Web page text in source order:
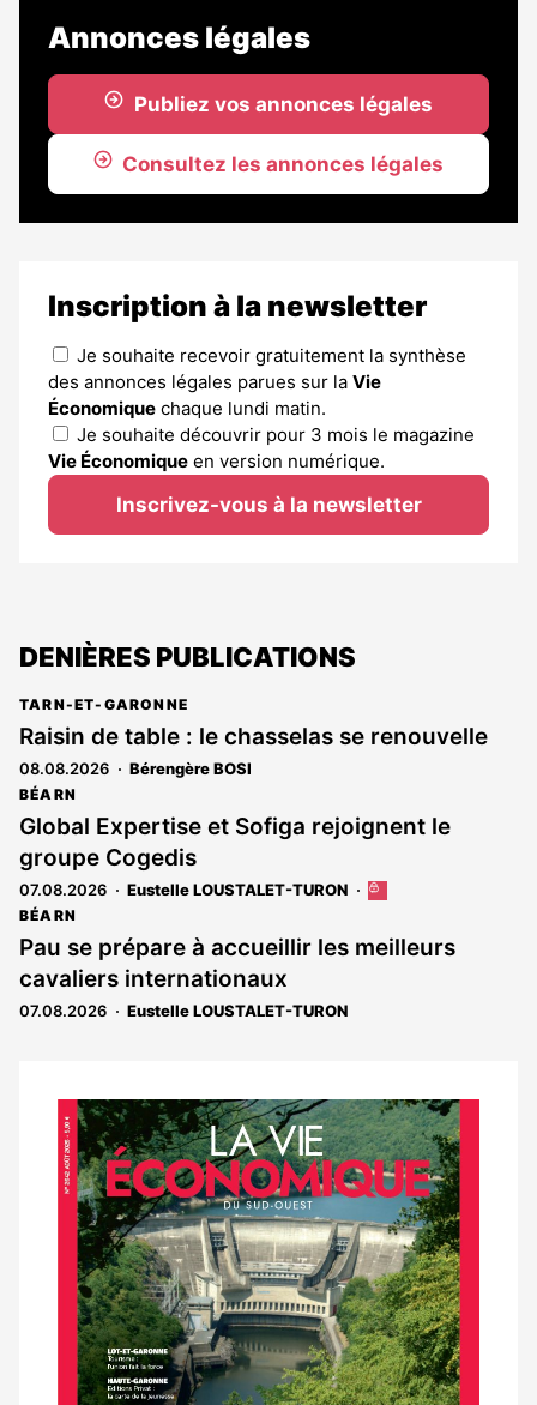
Annonces légales
Publiez vos annonces légales
Consultez les annonces légales
Inscription à la newsletter
Je souhaite recevoir gratuitement la synthèse
des annonces légales parues sur la Vie
Économique chaque lundi matin.
Je souhaite découvrir pour 3 mois le magazine
Vie Économique en version numérique.
Inscrivez-vous à la newsletter
DENIÈRES PUBLICATIONS
TARN-ET-GARONNE
Raisin de table : le chasselas se renouvelle
08.08.2026 Bérengère BOSI
BÉARN
Global Expertise et Sofiga rejoignent le
groupe Cogedis
07.08.2026 Eustelle LOUSTALET-TURON
Cet
est
réservé
BÉARN
Pau se prépare à accueillir les meilleurs
cavaliers internationaux
07.08.2026 Eustelle LOUSTALET-TURON
Notre
dernier
magazine